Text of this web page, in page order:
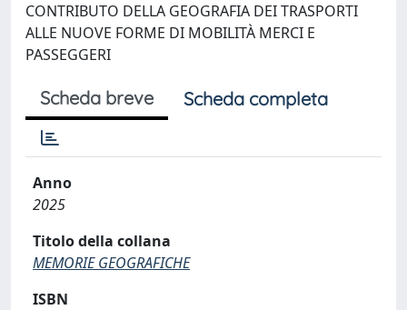
CONTRIBUTO DELLA GEOGRAFIA DEI TRASPORTI
ALLE NUOVE FORME DI MOBILITÀ MERCI E
PASSEGGERI
Scheda breve Scheda completa
Anno
2025
Titolo della collana
MEMORIE GEOGRAFICHE
ISBN